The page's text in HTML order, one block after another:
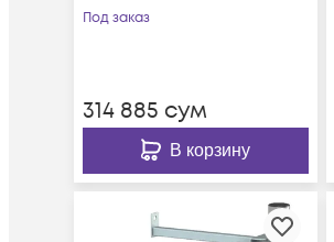
Под заказ
314 885 сум
В корзину